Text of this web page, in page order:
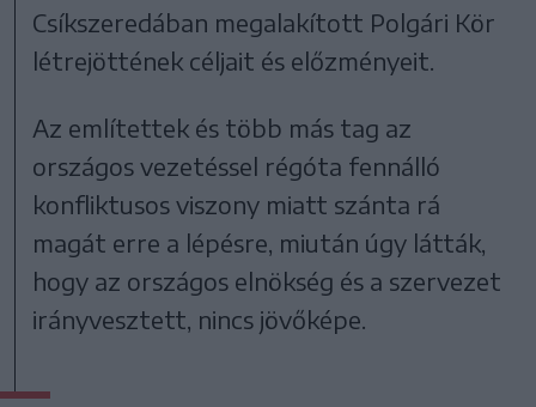
Csíkszeredában megalakított Polgári Kör
létrejöttének céljait és előzményeit.
Az említettek és több más tag az
országos vezetéssel régóta fennálló
konfliktusos viszony miatt szánta rá
magát erre a lépésre, miután úgy látták,
hogy az országos elnökség és a szervezet
irányvesztett, nincs jövőképe.